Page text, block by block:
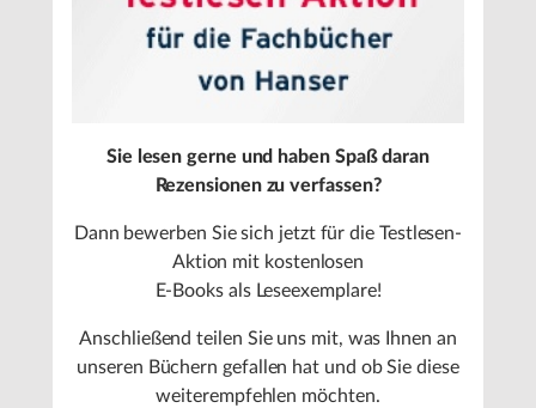
Sie lesen gerne und haben Spaß daran
Rezensionen zu verfassen?
Dann bewerben Sie sich jetzt für die Testlesen-
Aktion mit kostenlosen
E-Books als Leseexemplare!
Anschließend teilen Sie uns mit, was Ihnen an
unseren Büchern gefallen hat und ob Sie diese
weiterempfehlen möchten.